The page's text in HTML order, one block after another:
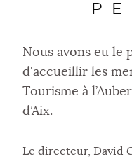
Nous avons eu le
d'accueillir les
Tourisme à
d’Aix.
Le directeur, David